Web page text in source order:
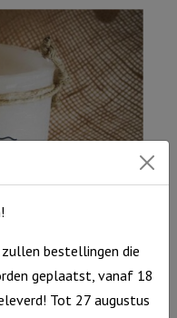
ik
hou
van
jou,
Ivoor
aantal
liefde verschijnt” Ivoor
bestellingen die
geplaatst, vanaf 18
Tot 27 augustus